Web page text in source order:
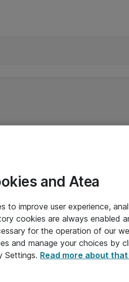
and Atea
to improve user experience,
cookies are always enabled
for the operation of our
and manage your choices by
Settings. Read more about